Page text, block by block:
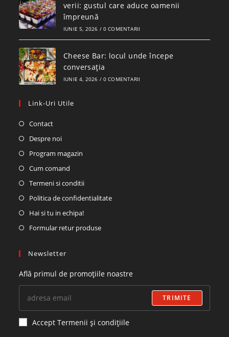
verii: gustul care aduce oamenii
împreună
IUNIE 5, 2026 / 0 COMENTARII
Cheese Bar: locul unde începe
conversația
IUNIE 4, 2026 / 0 COMENTARII
Link-Uri Utile
Contact
Despre noi
Program magazin
Cum comand
Termeni si conditii
Politica de confidentialitate
Hai si tu in echipa!
Formular retur produse
Newsletter
Află primul de promoțiile noastre
TRIMITE
Accept Termenii și condițiile